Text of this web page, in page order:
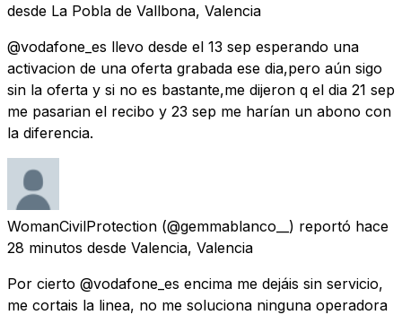
desde La Pobla de Vallbona, Valencia
@vodafone_es llevo desde el 13 sep esperando una
activacion de una oferta grabada ese dia,pero aún sigo
sin la oferta y si no es bastante,me dijeron q el dia 21 sep
me pasarian el recibo y 23 sep me harían un abono con
la diferencia.
WomanCivilProtection (@gemmablanco__) reportó hace
28 minutos desde Valencia, Valencia
Por cierto @vodafone_es encima me dejáis sin servicio,
me cortais la linea, no me soluciona ninguna operadora